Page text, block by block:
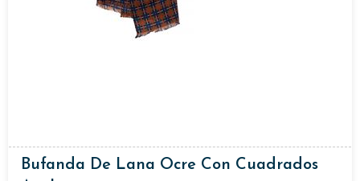
Bufanda De Lana Ocre Con Cuadrados